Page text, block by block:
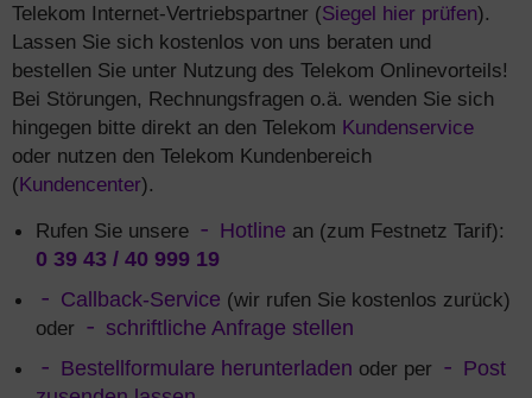
Telekom Internet-Vertriebspartner (Siegel hier prüfen).
Lassen Sie sich kostenlos von uns beraten und
bestellen Sie unter Nutzung des Telekom Onlinevorteils!
Bei Störungen, Rechnungsfragen o.ä. wenden Sie sich
hingegen bitte direkt an den Telekom Kundenservice
oder nutzen den Telekom Kundenbereich
(Kundencenter).
Rufen Sie unsere
Hotline an (zum Festnetz Tarif):
0 39 43 / 40 999 19
Callback-Service (wir rufen Sie kostenlos zurück)
oder
schriftliche Anfrage stellen
Bestellformulare herunterladen oder per
Post